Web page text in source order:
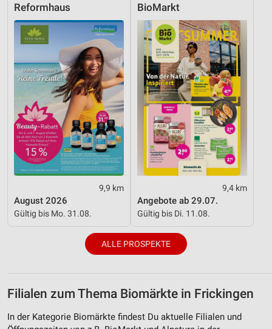
Reformhaus
9,9 km
August 2026
Gültig bis Mo. 31.08.
BioMarkt
9,4 km
Angebote ab 29.07.
Gültig bis Di. 11.08.
ALLE PROSPEKTE
Filialen zum Thema Biomärkte in Frickingen
In der Kategorie Biomärkte findest Du aktuelle Filialen und